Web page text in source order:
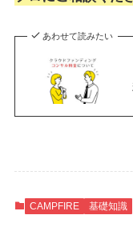
あわせて読みたい
CAMPFIRE 基礎知識